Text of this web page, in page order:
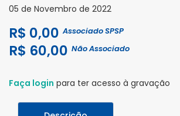
05 de Novembro de 2022
Associado SPSP
R$ 0,00
Não Associado
R$ 60,00
Faça login para ter acesso à gravação